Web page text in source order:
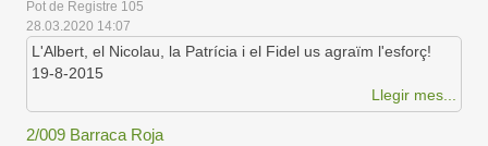
Pot de Registre 105
28.03.2020 14:07
L'Albert, el Nicolau, la Patrícia i el Fidel us agraïm l'esforç!
19-8-2015
Llegir mes...
2/009 Barraca Roja